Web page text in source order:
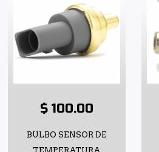
$ 100.00
BULBO SENSOR DE